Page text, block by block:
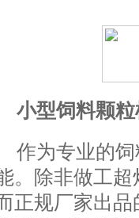
小型饲料颗
作为专业的
。除非做工
正规厂家出